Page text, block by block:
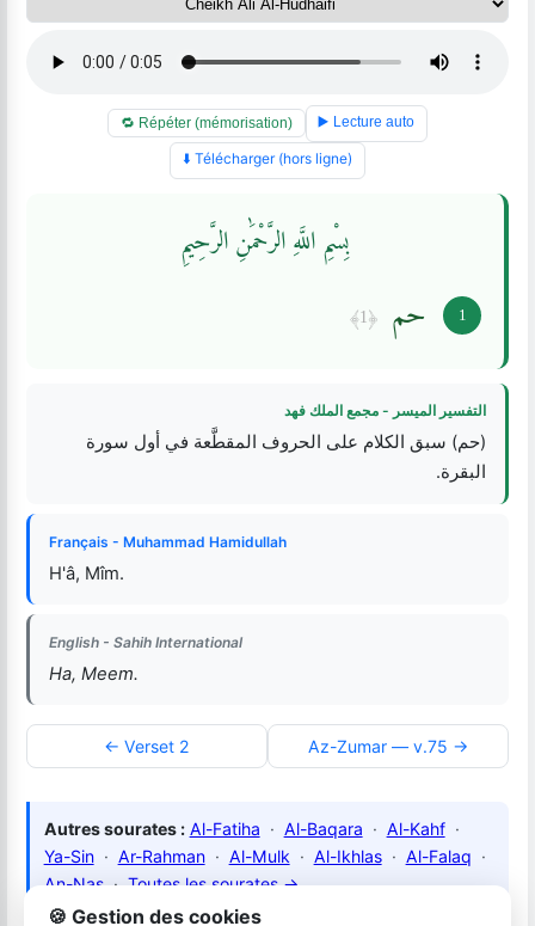
🔁 Répéter (mémorisation) ▶️ Lecture auto
⬇️ Télécharger (hors ligne)
بِسْمِ اللَّهِ الرَّحْمَٰنِ الرَّحِيمِ
1 حم ﴿1﴾
التفسير الميسر - مجمع الملك فهد
(حم) سبق الكلام على الحروف المقطَّعة في أول سورة
البقرة.
Français - Muhammad Hamidullah
H'â, Mîm.
English - Sahih International
Ha, Meem.
← Verset 2 Az-Zumar — v.75 →
Autres sourates : Al-Fatiha · Al-Baqara · Al-Kahf·
Ya-Sin· Ar-Rahman· Al-Mulk · Al-Ikhlas· Al-Falaq ·
An-Nas·Toutes les sourates →
🍪 Gestion des cookies